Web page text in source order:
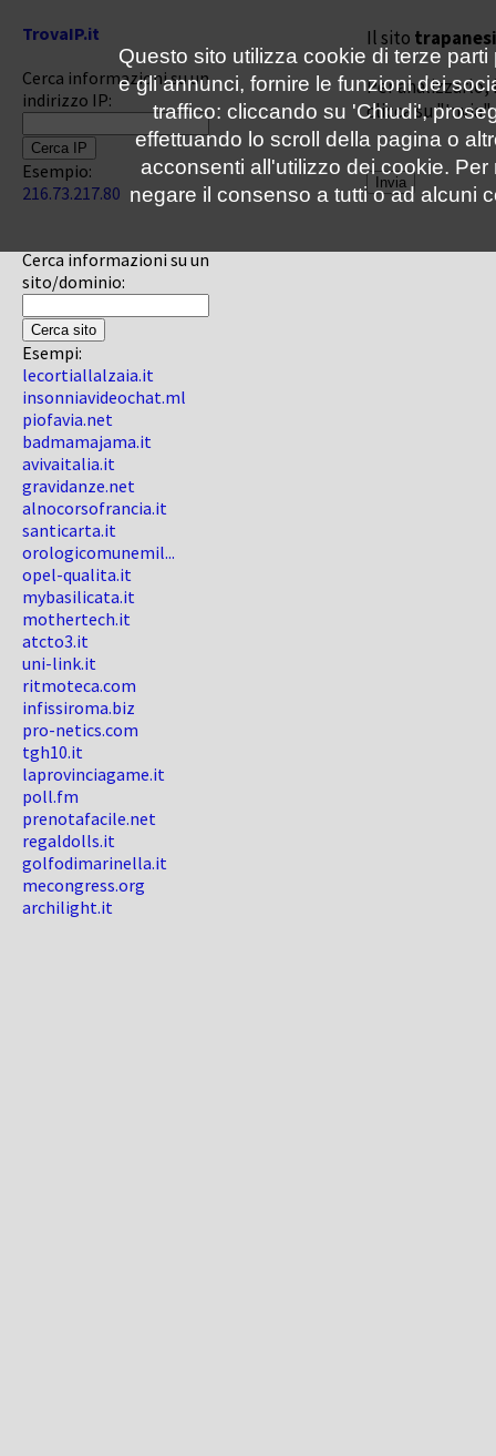
TrovaIP.it
Cerca informazioni su un
indirizzo IP:
Esempio:
216.73.217.80
Cerca informazioni su un
sito/dominio:
Esempi:
lecortiallalzaia.it
insonniavideochat.ml
piofavia.net
badmamajama.it
avivaitalia.it
gravidanze.net
alnocorsofrancia.it
santicarta.it
orologicomunemil...
opel-qualita.it
mybasilicata.it
mothertech.it
atcto3.it
uni-link.it
ritmoteca.com
infissiroma.biz
pro-netics.com
tgh10.it
laprovinciagame.it
poll.fm
prenotafacile.net
regaldolls.it
golfodimarinella.it
mecongress.org
archilight.it
Il sito
Per
clicca su "Invia"
Questo sito utilizza cookie di terze
e gli annunci, fornire le funzioni dei
traffico: cliccando su 'Chiudi',
effettuando lo scroll della pagina o
acconsenti all'utilizzo dei cookie.
negare il consenso a tutti o ad alcuni